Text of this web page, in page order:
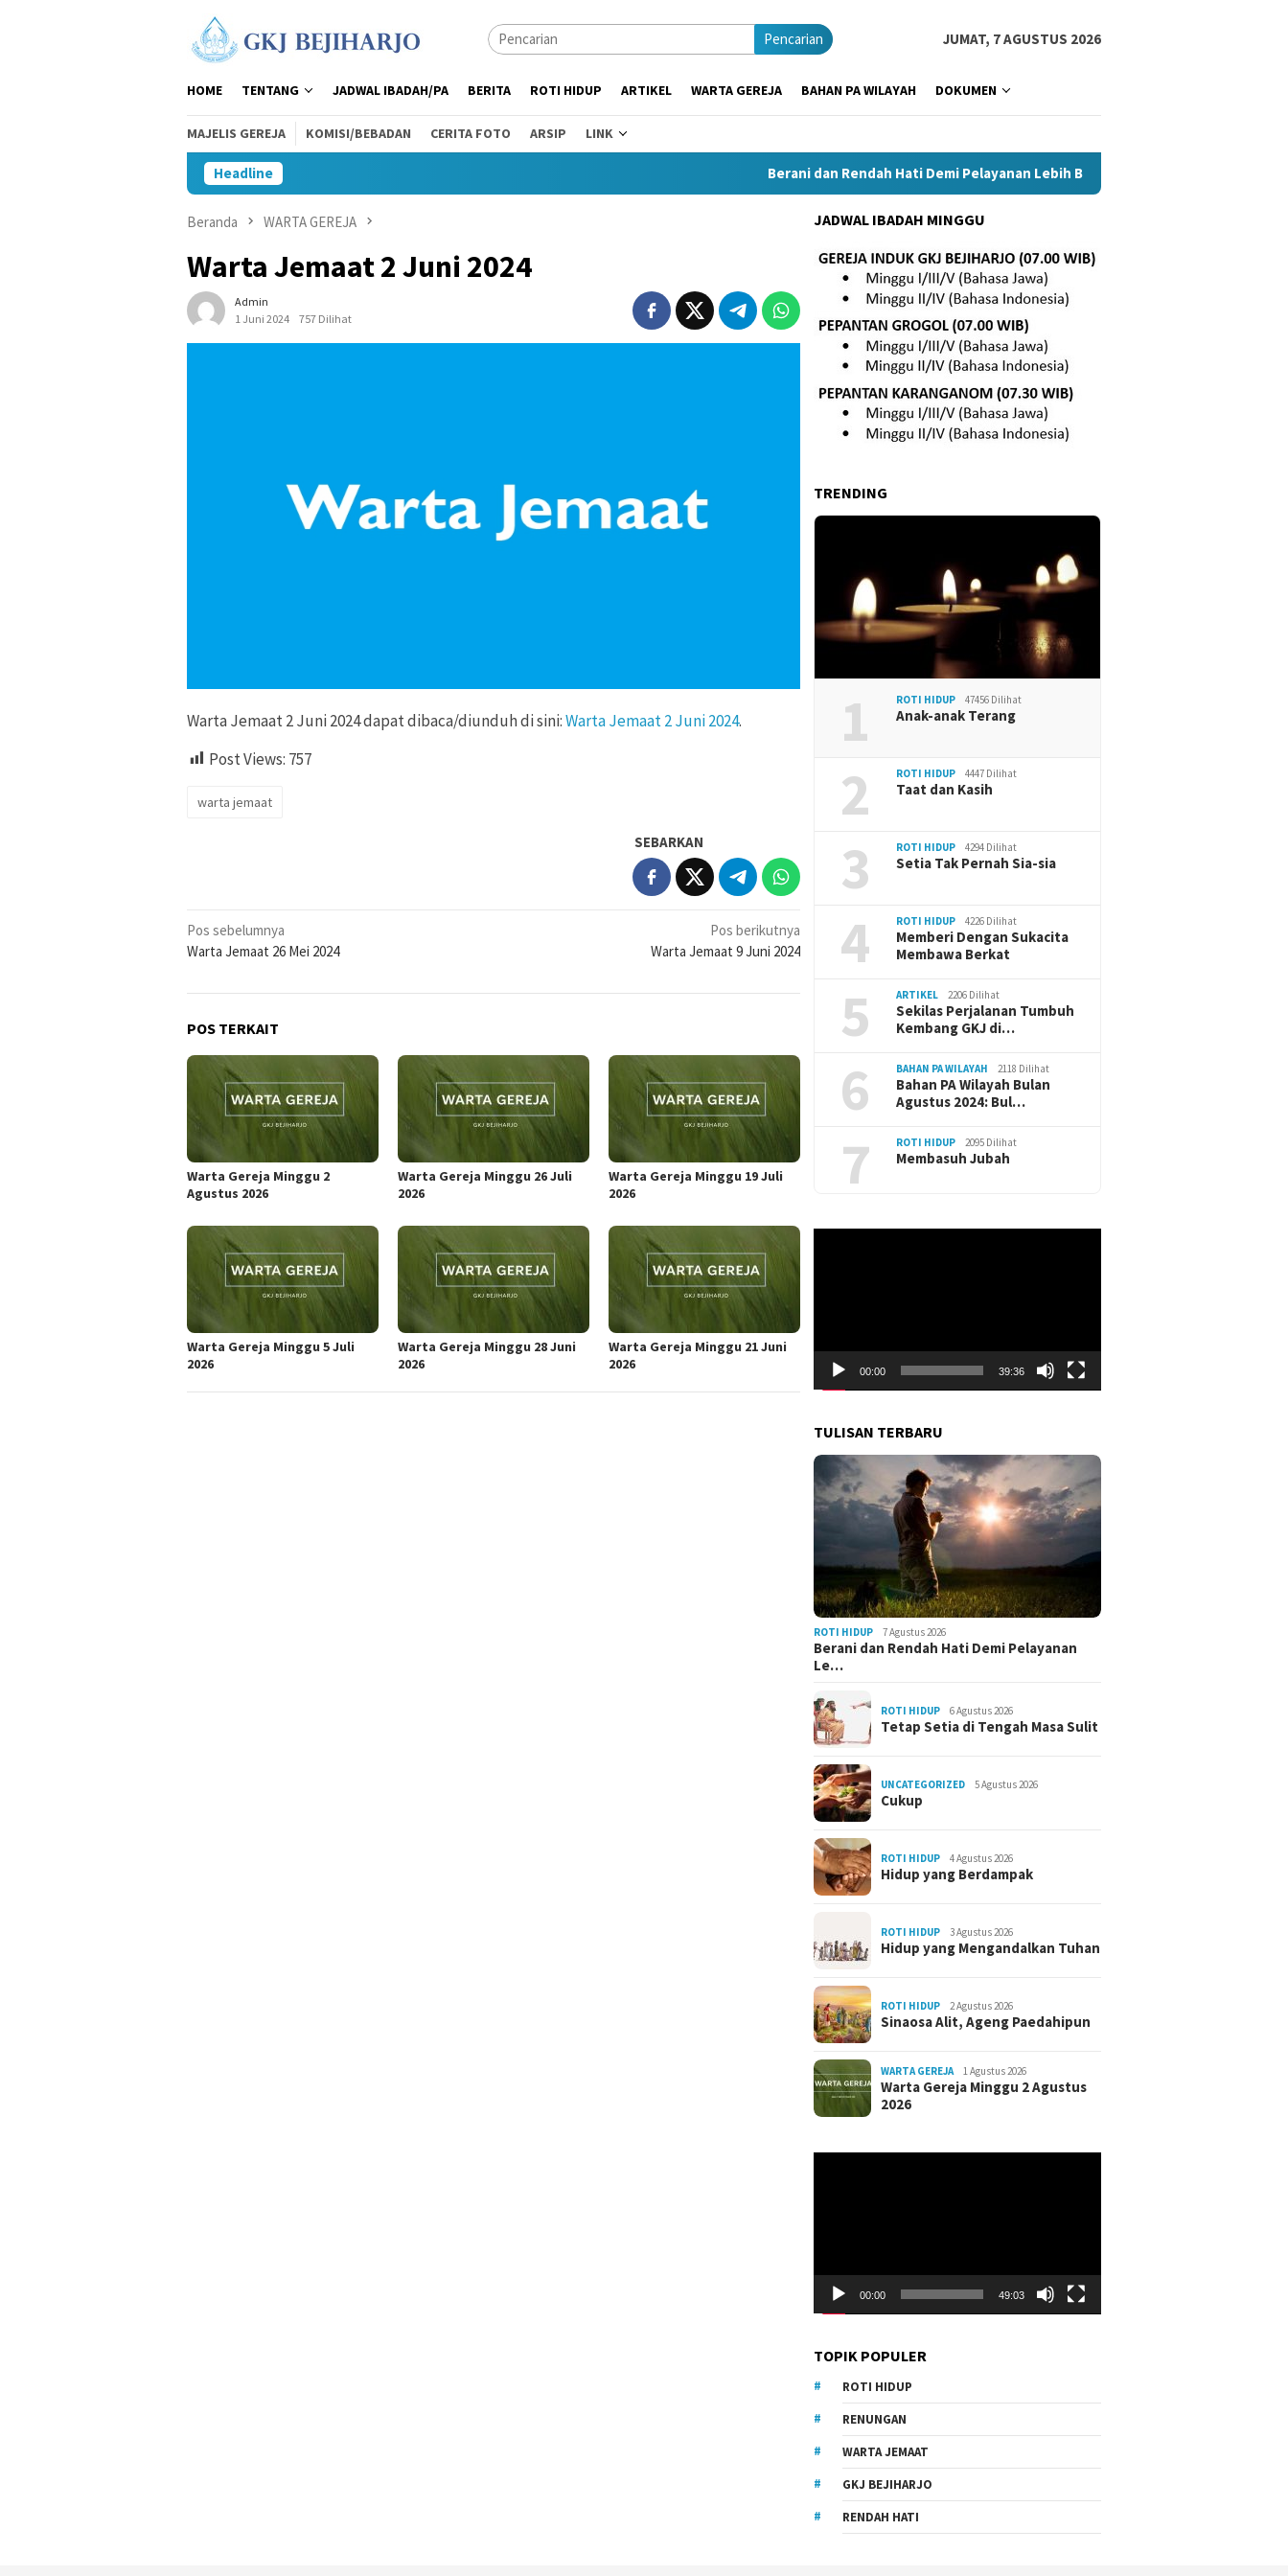
Pencarian JUMAT, 7 AGUSTUS 2026
HOME TENTANG JADWAL IBADAH/PA BERITA ROTI HIDUP ARTIKEL WARTA GEREJA BAHAN PA WILAYAH DOKUMEN
MAJELIS GEREJA KOMISI/BEBADAN CERITA FOTO ARSIP LINK
Headline Berani dan Rendah Hati Demi Pelayanan Lebih Baik
Beranda WARTA GEREJA
Warta Jemaat 2 Juni 2024
Admin
1 Juni 2024
757 Dilihat
Warta Jemaat 2 Juni 2024 dapat dibaca/diunduh di sini:Warta Jemaat 2 Juni 2024.
Post Views: 757
warta jemaat
SEBARKAN
Navigasi
pos
Pos sebelumnya
Warta Jemaat 26 Mei 2024
Pos berikutnya
Warta Jemaat 9 Juni 2024
POS TERKAIT
Warta Gereja Minggu 2
Agustus 2026
Warta Gereja Minggu 26 Juli
2026
Warta Gereja Minggu 19 Juli
2026
Warta Gereja Minggu 5 Juli
2026
Warta Gereja Minggu 28 Juni
2026
Warta Gereja Minggu 21 Juni
2026
JADWAL IBADAH MINGGU
TRENDING
1 ROTI HIDUP 47456 Dilihat
Anak-anak Terang
2 ROTI HIDUP 4447 Dilihat
Taat dan Kasih
3 ROTI HIDUP 4294 Dilihat
Setia Tak Pernah Sia-sia
4 ROTI HIDUP 4226 Dilihat
Memberi Dengan Sukacita
Membawa Berkat
5 ARTIKEL 2206 Dilihat
Sekilas Perjalanan Tumbuh
Kembang GKJ di…
6 BAHAN PA WILAYAH 2118 Dilihat
Bahan PA Wilayah Bulan
Agustus 2024: Bul…
7 ROTI HIDUP 2095 Dilihat
Membasuh Jubah
00:00 39:36
TULISAN TERBARU
ROTI HIDUP 7 Agustus 2026
Berani dan Rendah Hati Demi Pelayanan
Le…
ROTI HIDUP 6 Agustus 2026
Tetap Setia di Tengah Masa Sulit
UNCATEGORIZED 5 Agustus 2026
Cukup
ROTI HIDUP 4 Agustus 2026
Hidup yang Berdampak
ROTI HIDUP 3 Agustus 2026
Hidup yang Mengandalkan Tuhan
ROTI HIDUP 2 Agustus 2026
Sinaosa Alit, Ageng Paedahipun
WARTA GEREJA 1 Agustus 2026
Warta Gereja Minggu 2 Agustus
2026
00:00 49:03
TOPIK POPULER
ROTI HIDUP
RENUNGAN
WARTA JEMAAT
GKJ BEJIHARJO
RENDAH HATI